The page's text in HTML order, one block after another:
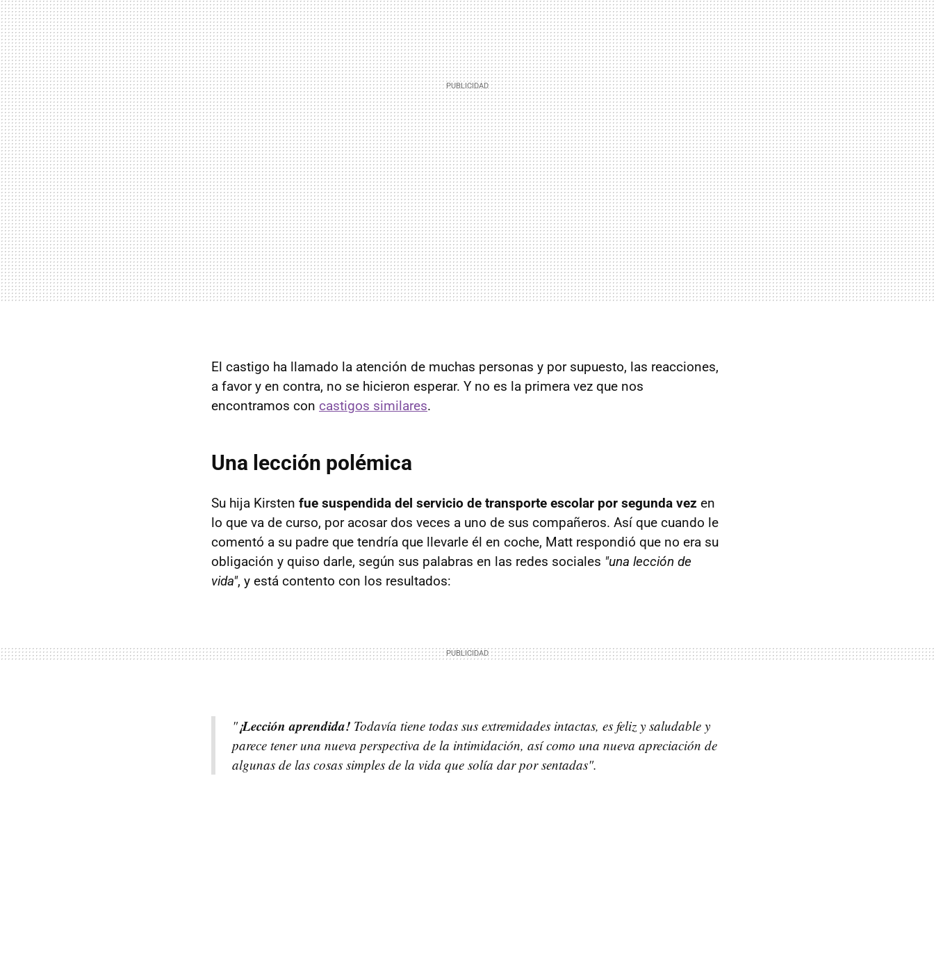
El castigo ha llamado la atención de muchas personas y por supuesto, las reacciones,
a favor y en contra, no se hicieron esperar. Y no es la primera vez que nos
encontramos con castigos similares.
Una lección polémica
Su hija Kirsten fue suspendida del servicio de transporte escolar por segunda vez en
lo que va de curso, por acosar dos veces a uno de sus compañeros. Así que cuando le
comentó a su padre que tendría que llevarle él en coche, Matt respondió que no era su
obligación y quiso darle, según sus palabras en las redes sociales "una lección de
vida", y está contento con los resultados:
"¡Lección aprendida! Todavía tiene todas sus extremidades intactas, es feliz y saludable y
parece tener una nueva perspectiva de la intimidación, así como una nueva apreciación de
algunas de las cosas simples de la vida que solía dar por sentadas".